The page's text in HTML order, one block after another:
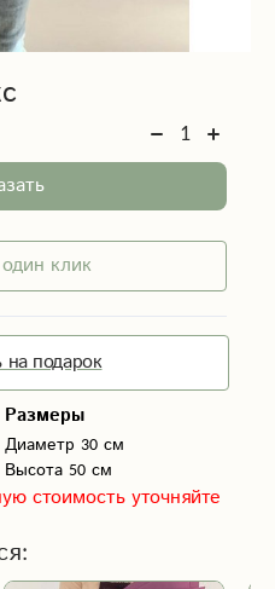
клик
подарок
Размеры
Диаметр 30 см
Высота 50 см
стоимость уточняйте